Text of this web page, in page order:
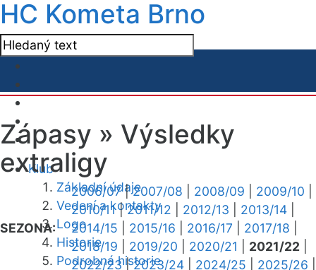
HC Kometa Brno
Klub
Základní údaje
Vedení a kontakty
Logo
Historie
Podrobná historie
Zápasy » Výsledky
extraligy
SEZONA:
2006/07|2007/08 2008/09 2009/10
2010/11|2011/12 2012/13 2013/14
2014/15
2015/16 2016/17 2017/18
2018/19
2019/20 2020/21 2021/22
2022/23|2023/24 2024/25 2025/26